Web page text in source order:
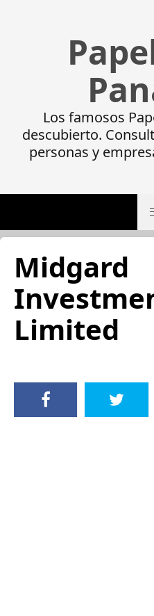
Los famosos
descubierto.
personas y
Midgard
Limited